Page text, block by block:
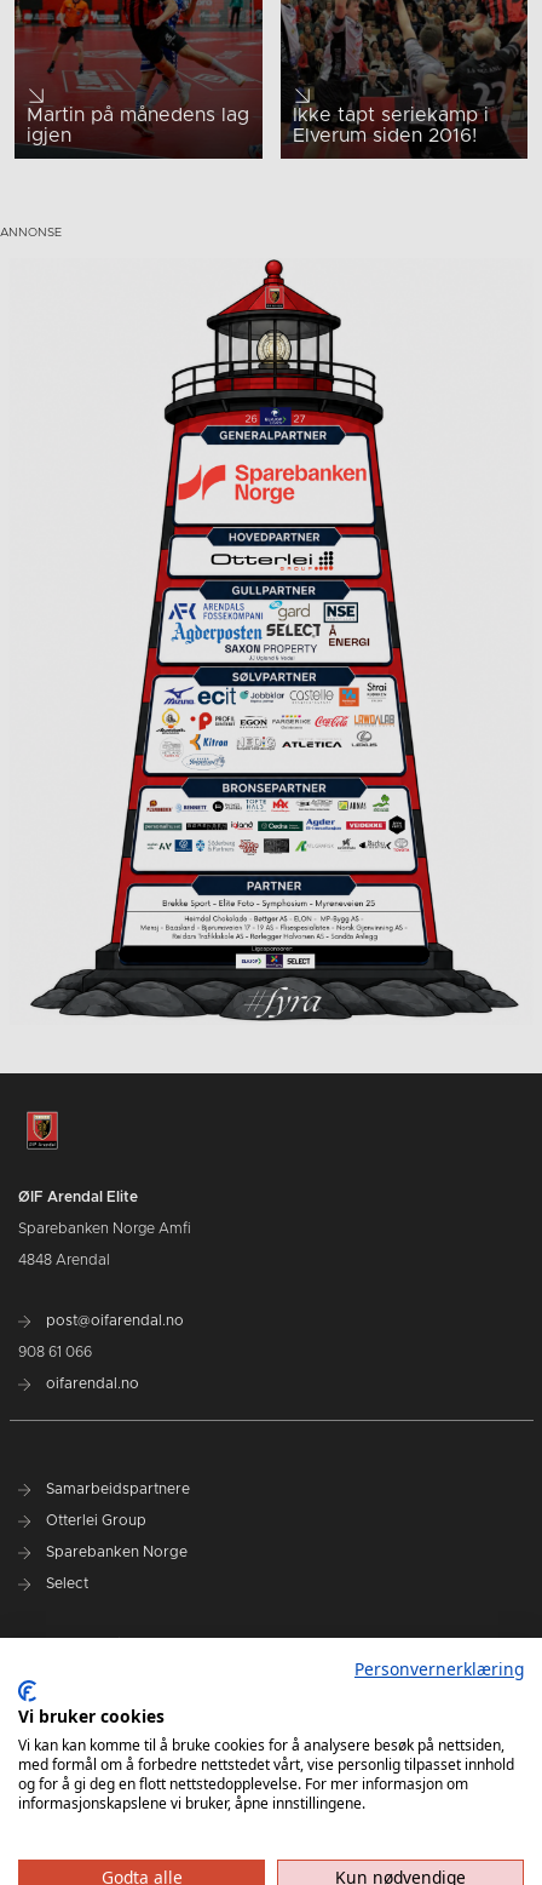
Martin på månedens lag
igjen
Ikke tapt seriekamp i
Elverum siden 2016!
ØIF Arendal Elite
Sparebanken Norge Amfi
4848 Arendal
post@oifarendal.no
908 61 066
oifarendal.no
Samarbeidspartnere
Otterlei Group
Sparebanken Norge
Select
Spillerstall
Administrasjon
Styret
Personvernerklæring
Vi bruker cookies
Vi kan kan komme til å bruke cookies for å analysere besøk på nettsiden,
med formål om å forbedre nettstedet vårt, vise personlig tilpasset innhold
og for å gi deg en flott nettstedopplevelse. For mer informasjon om
informasjonskapslene vi bruker, åpne innstillingene.
Godta alle Kun nødvendige